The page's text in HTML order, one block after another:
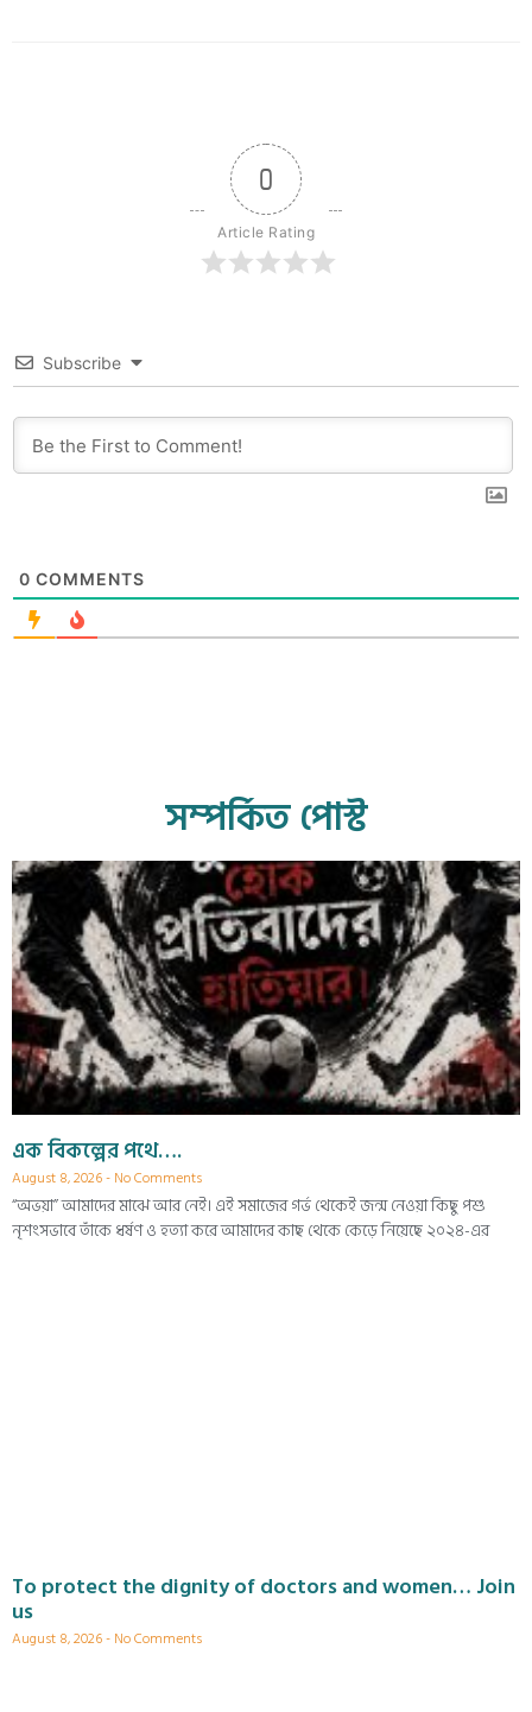
0
Article Rating
Subscribe
0 COMMENTS
সম্পর্কিত পোস্ট
এক বিকল্পের পথে….
August 8, 2026 No Comments
“অভয়া” আমাদের মাঝে আর নেই। এই সমাজের গর্ভ থেকেই জন্ম নেওয়া কিছু পশু
নৃশংসভাবে তাঁকে ধর্ষণ ও হত্যা করে আমাদের কাছ থেকে কেড়ে নিয়েছে ২০২৪-এর
To protect the dignity of doctors and women… Join
us
August 8, 2026 No Comments